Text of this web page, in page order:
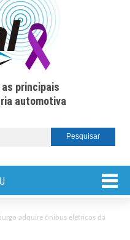
principais
automotiva
adquire ônibus elétricos da